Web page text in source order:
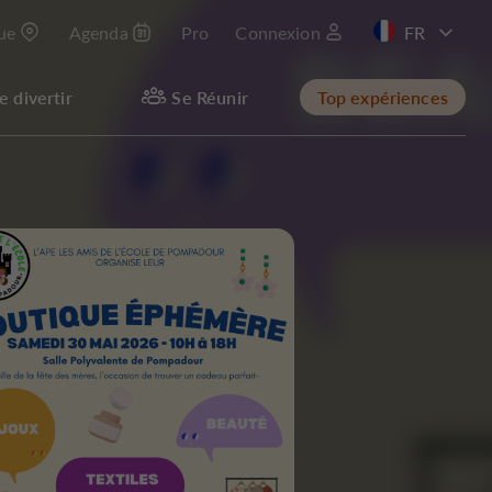
Agenda Pro Connexion
divertir Se Réunir Top expériences